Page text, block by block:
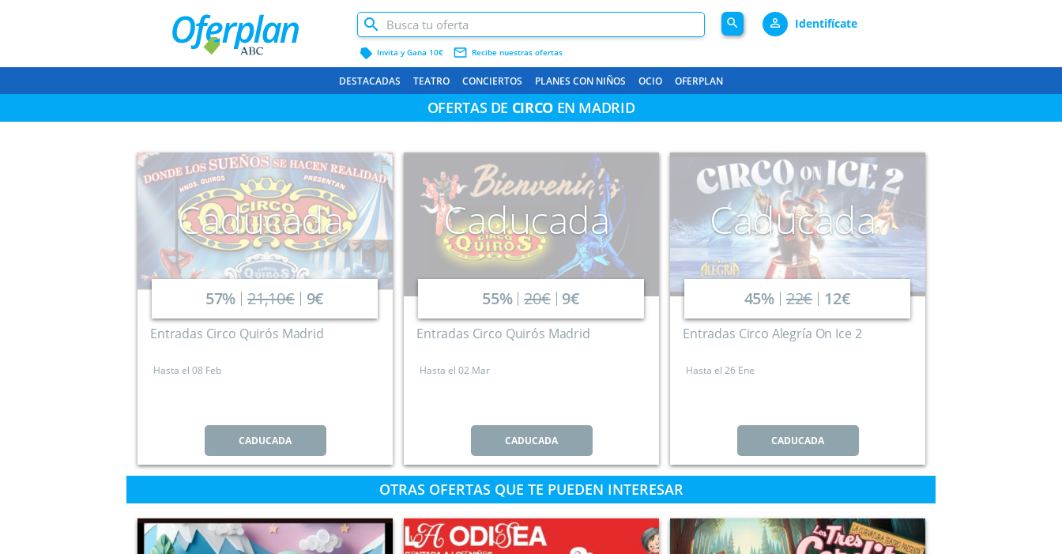
label Invita y Gana 10€ mail_outline Recibe nuestras ofertas
search person_outline Identifícate
DESTACADAS TEATRO CONCIERTOS PLANES CON NIÑOS OCIO OFERPLAN
OFERTAS DE CIRCOEN MADRID
Caducada
57% 21,10€ 9€
Entradas Circo Quirós Madrid
Hasta el 08 Feb
CADUCADA
Caducada
55% 20€ 9€
Entradas Circo Quirós Madrid
Hasta el 02 Mar
CADUCADA
Caducada
45% 22€ 12€
Entradas Circo Alegría On Ice 2
Hasta el 26 Ene
CADUCADA
OTRAS OFERTAS QUE TE PUEDEN INTERESAR